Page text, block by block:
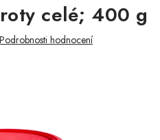
celé; 400 g
Podrobnosti hodnocení